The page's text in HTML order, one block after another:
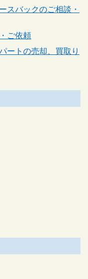
スバックのご相談・
ご依頼
ートの売却、買取り